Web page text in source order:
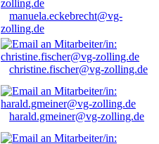
manuela.eckebrecht@vg-
zolling.de
christine.fischer@vg-zolling.de
harald.gmeiner@vg-zolling.de